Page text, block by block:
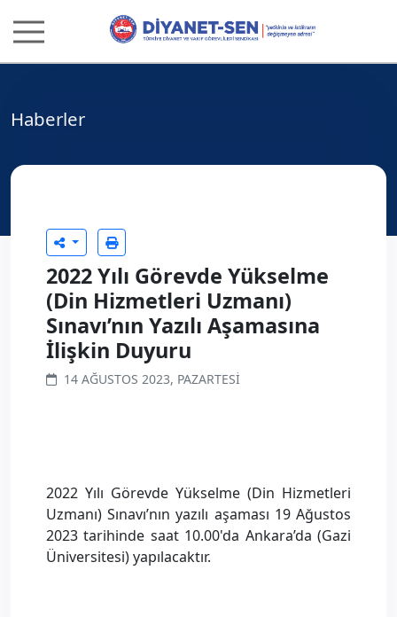
Haberler
2022 Yılı Görevde Yükselme
(Din Hizmetleri Uzmanı)
Sınavı’nın Yazılı Aşamasına
İlişkin Duyuru
14 AĞUSTOS 2023, PAZARTESI
2022 Yılı Görevde Yükselme (Din Hizmetleri
Uzmanı) Sınavı’nın yazılı aşaması 19 Ağustos
2023 tarihinde saat 10.00'da Ankara’da (Gazi
Üniversitesi) yapılacaktır.